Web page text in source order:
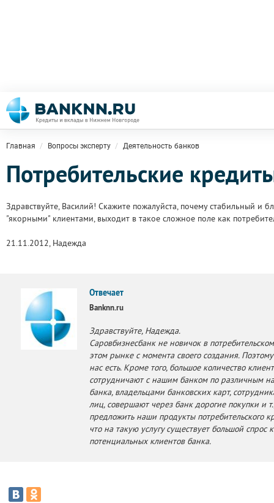
Главная Вопросы эксперту Деятельность банков
Потребительские
Здравствуйте, Василий! Скажите пожалуйста, почему стабильный и
"якорными" клиентами, выходит в такое сложное поле как
21.11.2012, Надежда
Отвечает
Banknn.ru
Здравствуйте, Надежда.
Саровбизнесбанк не новичок в
этом рынке с момента своего создания.
нас есть. Кроме того, большое количество
сотрудничают с нашим банком по различным
банка, владельцами банковских карт,
лиц, совершают через банк дорогие покупки и
предложить наши продукты потребительского
что на такую услугу существует большой спрос
потенциальных клиентов банка.